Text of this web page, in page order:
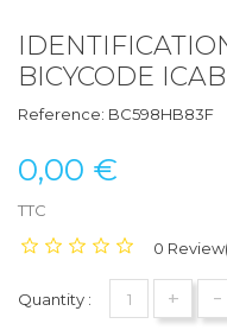
BICYCODE
Reference: BC598HB83F
0,00 €
TTC
0
Quantity : + -